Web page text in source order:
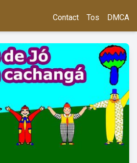
Contact Tos DMCA